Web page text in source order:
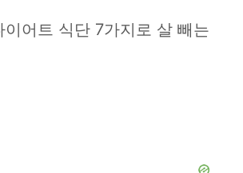
이어트 식단 7가지로 살 빼는